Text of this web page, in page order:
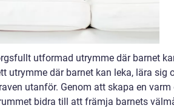
utformad utrymme där barnet
utrymme där barnet kan leka, lära sig
utanför. Genom att skapa en varm
bidra till att främja barnets